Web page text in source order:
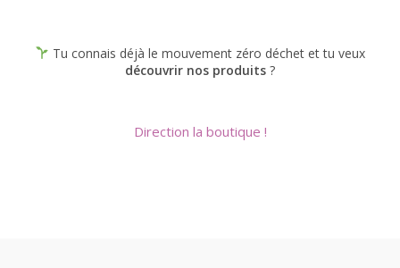
Tu connais déjà le mouvement zéro déchet et tu veux
découvrir nos produits ?
Direction la boutique !